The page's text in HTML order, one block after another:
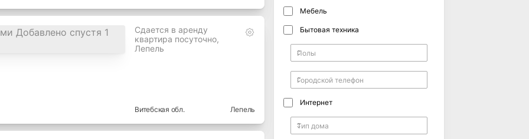
Сдается в аренду
квартира посуточно,
Лепель
Витебская обл. Лепель
Мебель
Бытовая техника
Интернет